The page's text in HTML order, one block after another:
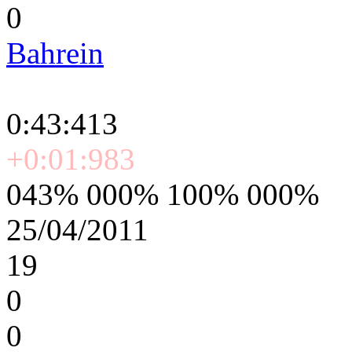
0
Bahrein
0:43:413
+0:01:983
043% 000% 100% 000%
25/04/2011
19
0
0